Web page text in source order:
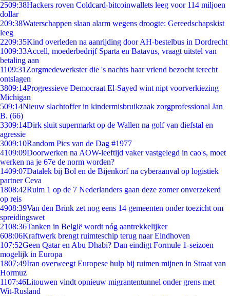
2509:38Hackers roven Coldcard-bitcoinwallets leeg voor 114 miljoen
dollar
209:38Waterschappen slaan alarm wegens droogte: Gereedschapskist
leeg
2209:35Kind overleden na aanrijding door AH-bestelbus in Dordrecht
1009:33Accell, moederbedrijf Sparta en Batavus, vraagt uitstel van
betaling aan
1109:31 Zorgmedewerkster die 's nachts haar vriend bezocht terecht
ontslagen
3809:14Progressieve Democraat El-Sayed wint nipt voorverkiezing
Michigan
509:14Nieuw slachtoffer in kindermisbruikzaak zorgprofessional Jan
B. (66)
3309:14Dirk sluit supermarkt op de Wallen na golf van diefstal en
agressie
3009:10Random Pics van de Dag #1977
4109:09Doorwerken na AOW-leeftijd vaker vastgelegd in cao's, moet
werken na je 67e de norm worden?
1409:07Datalek bij Bol en de Bijenkorf na cyberaanval op logistiek
partner Ceva
1808:42Ruim 1 op de 7 Nederlanders gaan deze zomer onverzekerd
op reis
4908:39Van den Brink zet nog eens 14 gemeenten onder toezicht om
spreidingswet
2108:36Tanken in België wordt nóg aantrekkelijker
608:06Kraftwerk brengt ruimteschip terug naar Eindhoven
107:52Geen Qatar en Abu Dhabi? Dan eindigt Formule 1-seizoen
mogelijk in Europa
1807:49Iran overweegt Europese hulp bij ruimen mijnen in Straat van
Hormuz
1107:46Litouwen vindt opnieuw migrantentunnel onder grens met
Wit-Rusland